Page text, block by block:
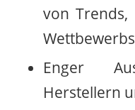
von Trends,
Enger
Herstellern